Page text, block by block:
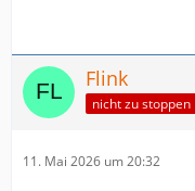
Flink
nicht zu stoppen
11. Mai 2026 um 20:32